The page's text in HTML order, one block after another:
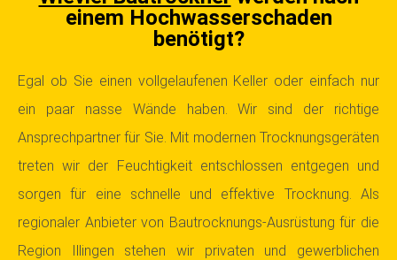
einem Hochwasserschaden
benötigt?
Egal ob Sie einen vollgelaufenen Keller oder einfach nur
ein paar nasse Wände haben. Wir sind der richtige
Ansprechpartner für Sie. Mit modernen Trocknungsgeräten
treten wir der Feuchtigkeit entschlossen entgegen und
sorgen für eine schnelle und effektive Trocknung. Als
regionaler Anbieter von Bautrocknungs-Ausrüstung für die
Region Illingen stehen wir privaten und gewerblichen